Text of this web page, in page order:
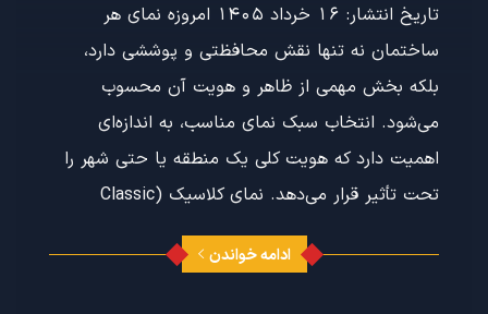
تاریخ انتشار: 16 خرداد 1405 امروزه نمای هر
ساختمان نه تنها نقش محافظتی و پوششی دارد،
بلکه بخش مهمی از ظاهر و هویت آن محسوب
می‌شود. انتخاب سبک نمای مناسب، به اندازه‌ای
اهمیت دارد که هویت کلی یک منطقه یا حتی شهر را
تحت تأثیر قرار می‌دهد. نمای کلاسیک (Classic
ادامه خواندن